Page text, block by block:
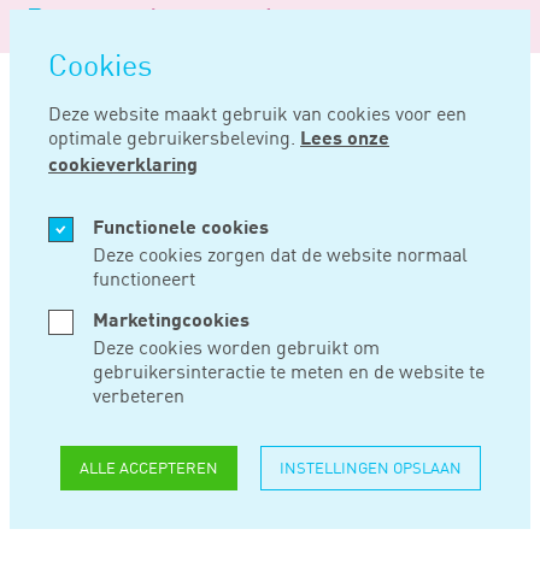
overslaan
Cookies
Deze website maakt gebruik van cookies voor een
optimale gebruikersbeleving. Lees onze
cookieverklaring
Functionele cookies
Deze cookies zorgen dat de website normaal
functioneert
Marketingcookies
Deze cookies worden gebruikt om
gebruikersinteractie te meten en de website te
verbeteren
ALLE ACCEPTEREN INSTELLINGEN OPSLAAN
Logo
Noord
Negentig
Home Nieuws
NOV 18, 2019
OMKERING
BEWIJSLAST DOOR
ONTERECHT
OPGEVOERDE
AFTREKPOST